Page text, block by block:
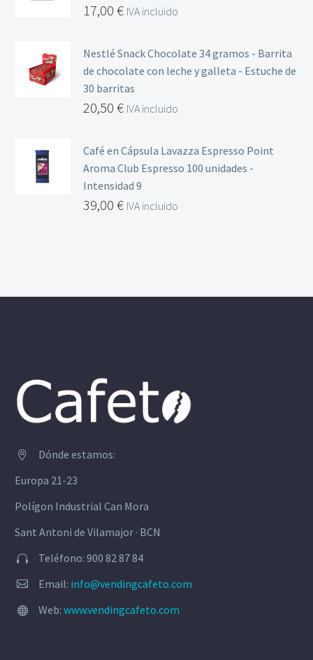
17,00 € IVA incluido
Nestlé Snack Chocolate 34 gramos - Barrita
de chocolate con leche y galleta - Estuche de
30 barritas
20,50 € IVA incluido
Café en Cápsula Lavazza Espresso Point
Aroma Club Espresso 100 unidades -
Intensidad 9
39,00 € IVA incluido


Dónde estamos:
Europa 21-23
Polígon Industrial Can Mora
Sant Antoni de Vilamajor · BCN

 Teléfono: 900 82 87 84

 Email: info@vendingcafeto.com

 Web: www.vendingcafeto.com